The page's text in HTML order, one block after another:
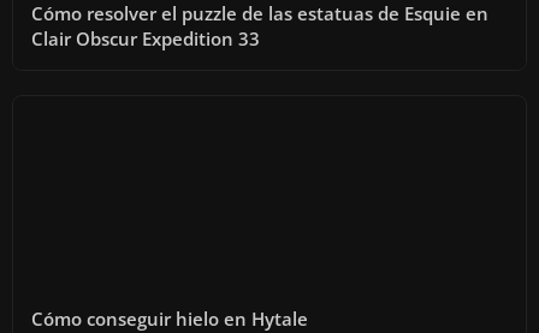
Cómo resolver el puzzle de las estatuas de Esquie en
Clair Obscur Expedition 33
Cómo conseguir hielo en Hytale